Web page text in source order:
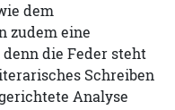
dem
zudem eine
die Feder steht
Schreiben
Analyse